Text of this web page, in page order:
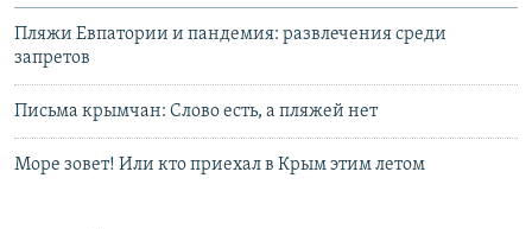
Пляжи Евпатории и пандемия: развлечения среди
запретов
Письма крымчан: Слово есть, а пляжей нет
Море зовет! Или кто приехал в Крым этим летом